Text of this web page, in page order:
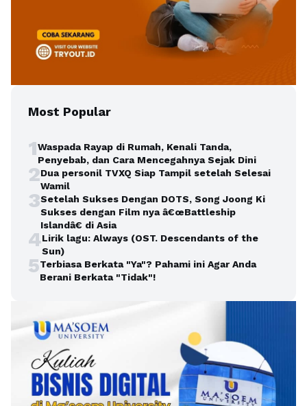
Most Popular
1Waspada Rayap di Rumah, Kenali Tanda,
Penyebab, dan Cara Mencegahnya Sejak Dini
2Dua personil TVXQ Siap Tampil setelah Selesai
Wamil
3Setelah Sukses Dengan DOTS, Song Joong Ki
Sukses dengan Film nya â€œBattleship
Islandâ€ di Asia
4Lirik lagu: Always (OST. Descendants of the
Sun)
5Terbiasa Berkata "Ya"? Pahami ini Agar Anda
Berani Berkata "Tidak"!